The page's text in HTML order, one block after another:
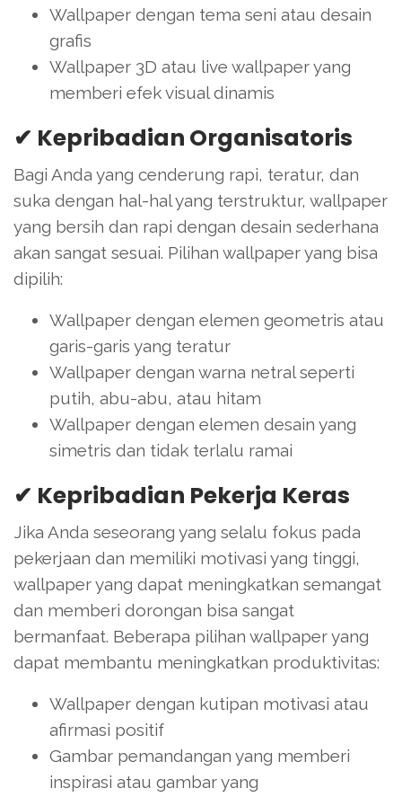
Wallpaper dengan tema seni atau desain
grafis
Wallpaper 3D atau live wallpaper yang
memberi efek visual dinamis
✔ Kepribadian Organisatoris
Bagi Anda yang cenderung rapi, teratur, dan
suka dengan hal-hal yang terstruktur, wallpaper
yang bersih dan rapi dengan desain sederhana
akan sangat sesuai. Pilihan wallpaper yang bisa
dipilih:
Wallpaper dengan elemen geometris atau
garis-garis yang teratur
Wallpaper dengan warna netral seperti
putih, abu-abu, atau hitam
Wallpaper dengan elemen desain yang
simetris dan tidak terlalu ramai
✔ Kepribadian Pekerja Keras
Jika Anda seseorang yang selalu fokus pada
pekerjaan dan memiliki motivasi yang tinggi,
wallpaper yang dapat meningkatkan semangat
dan memberi dorongan bisa sangat
bermanfaat. Beberapa pilihan wallpaper yang
dapat membantu meningkatkan produktivitas:
Wallpaper dengan kutipan motivasi atau
afirmasi positif
Gambar pemandangan yang memberi
inspirasi atau gambar yang